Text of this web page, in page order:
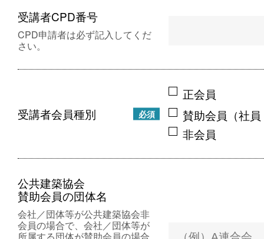
受講者CPD番号
CPD申請者は必ず記入してくだ
さい。
受講者会員種別 必須
正会員
賛助会員（社
非会員
公共建築協会
賛助会員の団体名
会社／団体等が公共建築協会非
会員の場合で、会社／団体等が